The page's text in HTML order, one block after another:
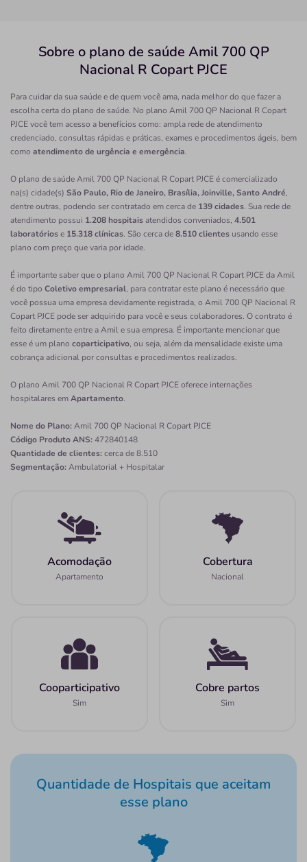
Sobre o plano de saúde Amil 700 QP
Nacional R Copart PJCE
Para cuidar da sua saúde e de quem você ama, nada melhor do que fazer a
escolha certa do plano de saúde. No plano Amil 700 QP Nacional R Copart
PJCE você tem acesso a benefícios como: ampla rede de atendimento
credenciado, consultas rápidas e práticas, exames e procedimentos ágeis, bem
como atendimento de urgência e emergência.
O plano de saúde Amil 700 QP Nacional R Copart PJCE é comercializado
na(s) cidade(s) São Paulo, Rio de Janeiro, Brasília, Joinville, Santo André,
dentre outras, podendo ser contratado em cerca de 139 cidades. Sua rede de
atendimento possui 1.208 hospitaisatendidos conveniados, 4.501
laboratóriose 15.318 clínicas. São cerca de8.510 clientes usando esse
plano com preço que varia por idade.
É importante saber que o plano Amil 700 QP Nacional R Copart PJCE da Amil
é do tipo Coletivo empresarial, para contratar este plano é necessário que
você possua uma empresa devidamente registrada, o Amil 700 QP Nacional R
Copart PJCE pode ser adquirido para você e seus colaboradores. O contrato é
feito diretamente entre a Amil e sua empresa. É importante mencionar que
esse é um plano coparticipativo, ou seja, além da mensalidade existe uma
cobrança adicional por consultas e procedimentos realizados.
O plano Amil 700 QP Nacional R Copart PJCE oferece internações
hospitalares emApartamento.
Nome do Plano:Amil 700 QP Nacional R Copart PJCE
Código Produto ANS:472840148
Quantidade de clientes:cerca de 8.510
Segmentação:Ambulatorial + Hospitalar
Acomodação
Apartamento
Cobertura
Nacional
Cooparticipativo
Sim
Cobre partos
Sim
Quantidade de Hospitais que aceitam
esse plano